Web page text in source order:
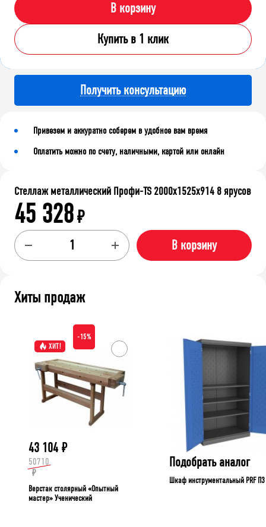
В корзину
Купить в 1 клик
Получить консультацию
Привезем и аккуратно соберем в удобное вам время
Оплатить можно по счету, наличными, картой или онлайн
Стеллаж металлический Профи-TS 2000х1525х914 8 ярусов
45 328₽
В корзину
Хиты продаж
ХИТ!
-15%
43 104 ₽
50710
₽
Верстак столярный «Опытный
мастер» Ученический
Подобрать аналог
Шкаф инструментальный PRF П3